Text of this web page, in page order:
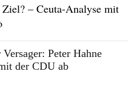
– Ceuta-Analyse mit
Peter Hahne
der CDU ab